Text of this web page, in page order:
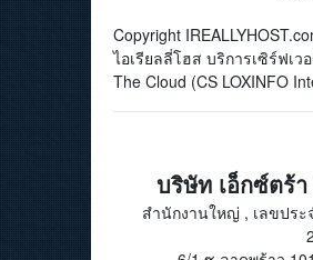
Copyright
ไอเรียลลี่โฮส บริการเซิร์ฟเ
The Cloud (CS LOXINFO
บริษัท เอ็กซ์ตร้
สำนักงานใหญ่ , เลขประ